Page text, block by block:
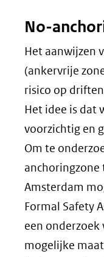
No-
Het aanwijzen
(ankervrije
risico op
Het idee is dat
voorzichtig en
Om te
anchoringzone
Amsterdam
Formal Safety
een onderzoek
mogelijke